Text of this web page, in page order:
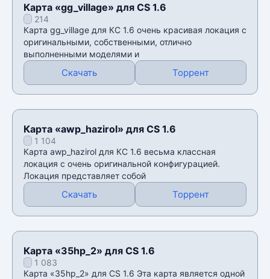
Карта «gg_village» для CS 1.6
214
Карта gg_village для КС 1.6 очень красивая локация с
оригинальными, собственными, отлично
выполненными моделями и
Скачать Торрент
Карта «awp_hazirol» для CS 1.6
1 104
Карта awp_hazirol для КС 1.6 весьма классная
локация с очень оригинальной конфигурацией.
Локация представляет собой
Скачать Торрент
Карта «35hp_2» для CS 1.6
1 083
Карта «35hp_2» для CS 1.6 Эта карта является одной